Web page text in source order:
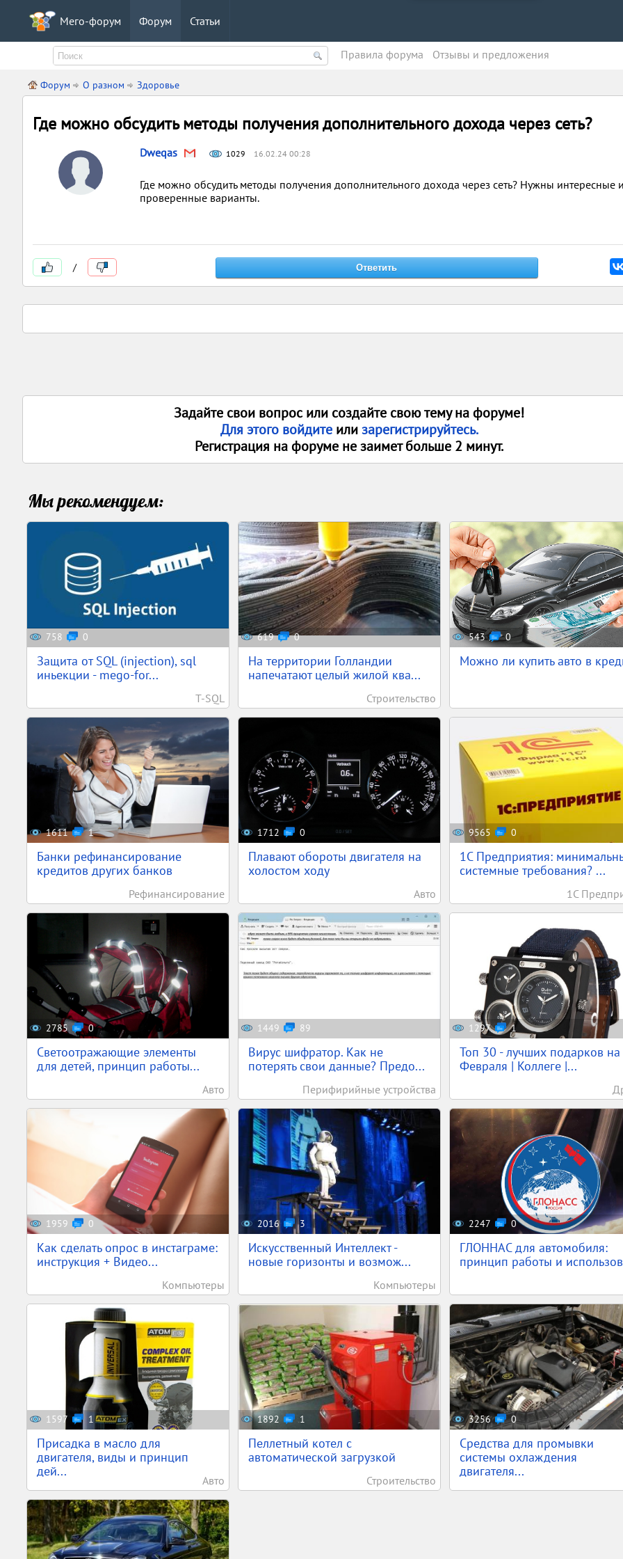
Мего-форум Форум Статьи
Правила форума Oтзывы и предложения
Форум О разном Здоровье
Где можно обсудить методы получения дополнительного дохода через сеть?
Dweqas 1029 16.02.24 00:28
Где можно обсудить методы получения дополнительного дохода через сеть? Нужны интересные
проверенные варианты.
/
Задайте свои вопрос или создайте свою тему на форуме!
Для этого войдите илизарегистрируйтесь.
Регистрация на форуме не заимет больше 2 минут.
Мы рекомендуем:
758 0
Защита от SQL (injection), sql
иньекции - mego-for...
T-SQL
619 0
На территории Голландии
напечатают целый жилой ква...
Строительство
543 0
Можно ли купить авто в
1611 1
Банки рефинансирование
кредитов других банков
Рефинансирование
1712 0
Плавают обороты двигателя на
холостом ходу
Авто
9565 0
1С Предприятия:
системные требования? ...
1С
2785 0
Светоотражающие элементы
для детей, принцип работы...
Авто
1449 89
Вирус шифратор. Как не
потерять свои данные? Предо...
Перифирийные устройства
1297 1
Топ 30 - лучших подарков
Февраля | Коллеге |...
1959 0
Как сделать опрос в инстаграме:
инструкция + Видео...
Компьютеры
2016 3
Искусственный Интеллект -
новые горизонты и возмож...
Компьютеры
2247 0
ГЛОННАС для автомобиля:
принцип работы и
1597 1
Присадка в масло для
двигателя, виды и принцип
дей...
Авто
1892 1
Пеллетный котел с
автоматической загрузкой
Строительство
3256 0
Средства для промывки
системы охлаждения
двигателя...